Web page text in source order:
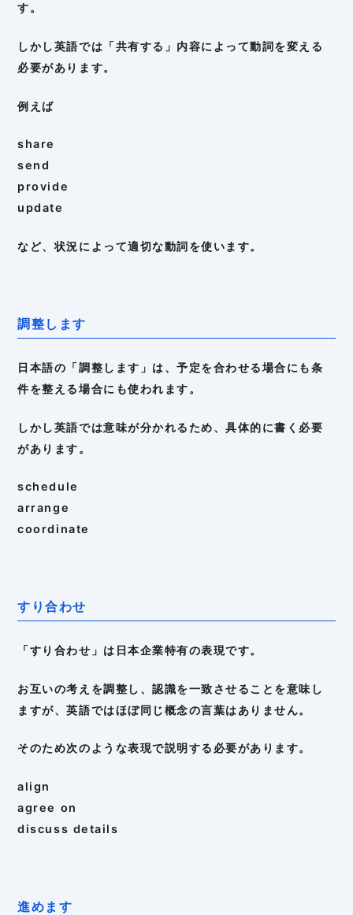
す。
しかし英語では「共有する」内容によって動詞を変える
必要があります。
例えば
share
send
provide
update
など、状況によって適切な動詞を使います。
調整します
日本語の「調整します」は、予定を合わせる場合にも条
件を整える場合にも使われます。
しかし英語では意味が分かれるため、具体的に書く必要
があります。
schedule
arrange
coordinate
すり合わせ
「すり合わせ」は日本企業特有の表現です。
お互いの考えを調整し、認識を一致させることを意味し
ますが、英語ではほぼ同じ概念の言葉はありません。
そのため次のような表現で説明する必要があります。
align
agree on
discuss details
進めます